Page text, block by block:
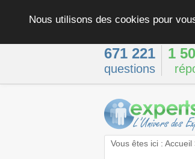
Nous utilisons des cookies pour
671 221
questions
1
Vous êtes ici : Accueil